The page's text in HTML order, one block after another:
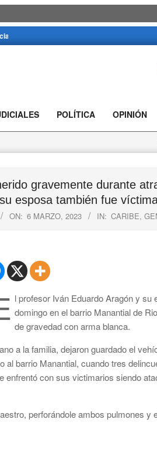
POLÍTICA OPINIÓN
gravemente durante
esposa también fue
ON: 6 MARZO, 2023 IN: CARIBE,
l profesor Iván Eduardo Aragón y
domingo en el barrio Manantial de
de gravedad con arma blanca.
a la familia, dejaron guardado el
al barrio Manantial, cuando tres
enfrentó con sus victimarios siendo
perforándole ambos pulmones y